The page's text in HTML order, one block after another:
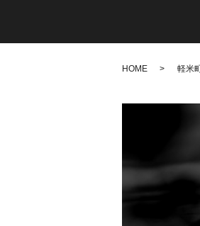
HOME 軽米